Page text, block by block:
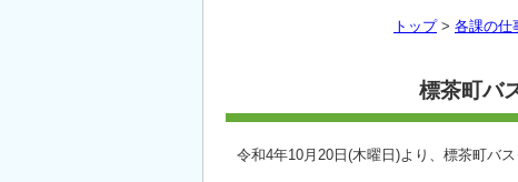
トップ> 各課の仕
標茶町バ
令和4年10月20日(木曜日)より、標茶町バ